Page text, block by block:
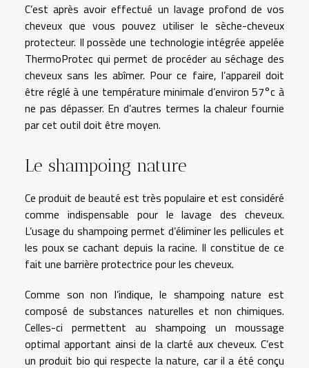
C’est après avoir effectué un lavage profond de vos
cheveux que vous pouvez utiliser le sèche-cheveux
protecteur. Il possède une technologie intégrée appelée
ThermoProtec qui permet de procéder au séchage des
cheveux sans les abîmer. Pour ce faire, l’appareil doit
être réglé à une température minimale d’environ 57°c à
ne pas dépasser. En d’autres termes la chaleur fournie
par cet outil doit être moyen.
Le shampoing nature
Ce produit de beauté est très populaire et est considéré
comme indispensable pour le lavage des cheveux.
L’usage du shampoing permet d’éliminer les pellicules et
les poux se cachant depuis la racine. Il constitue de ce
fait une barrière protectrice pour les cheveux.
Comme son non l’indique, le shampoing nature est
composé de substances naturelles et non chimiques.
Celles-ci permettent au shampoing un moussage
optimal apportant ainsi de la clarté aux cheveux. C’est
un produit bio qui respecte la nature, car il a été conçu